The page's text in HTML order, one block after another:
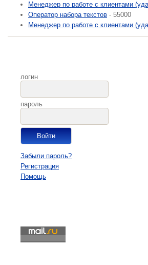
Менеджер по работе с клиентами
Оператор набора текстов - 55000
Менеджер по работе с клиентами
логин
пароль
Забыли пароль?
Регистрация
Помощь